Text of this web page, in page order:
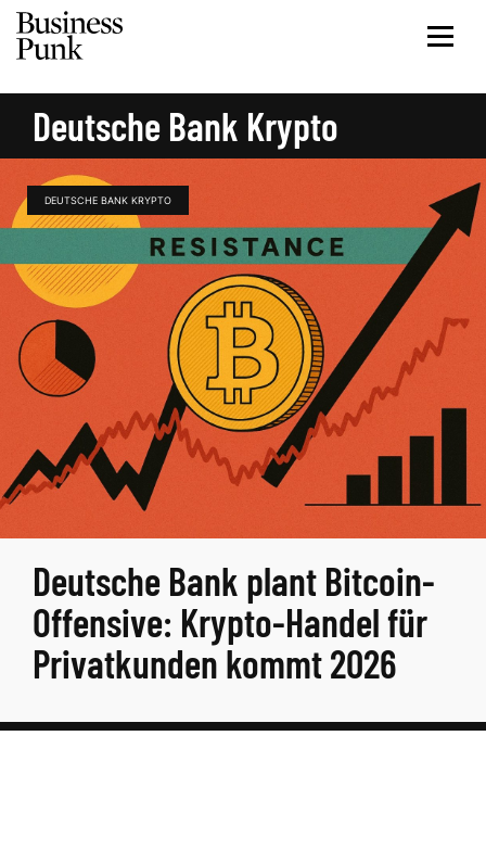
Deutsche Bank Krypto
DEUTSCHE BANK KRYPTO
Deutsche Bank plant Bitcoin-
Offensive: Krypto-Handel für
Privatkunden kommt 2026